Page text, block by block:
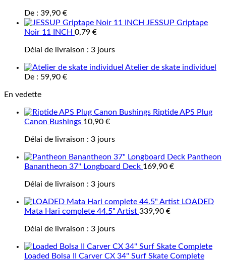
De : 39,90 €
JESSUP Griptape
Noir 11 INCH 0,79 €
Délai de livraison : 3 jours
Atelier de skate individuel
De : 59,90 €
En vedette
Riptide APS Plug
Canon Bushings 10,90 €
Délai de livraison : 3 jours
Pantheon
Banantheon 37" Longboard Deck 169,90 €
Délai de livraison : 3 jours
LOADED
Mata Hari complete 44.5" Artist 339,90 €
Délai de livraison : 3 jours
Loaded Bolsa II Carver CX 34" Surf Skate Complete